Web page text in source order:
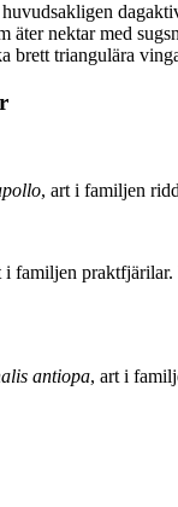
huvudsakligen
äter nektar med
brett triangulära
, art i familjen
i familjen praktfjärilar.
antiopa, art i